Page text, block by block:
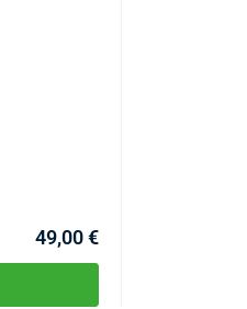
. V prípade
49,00 €